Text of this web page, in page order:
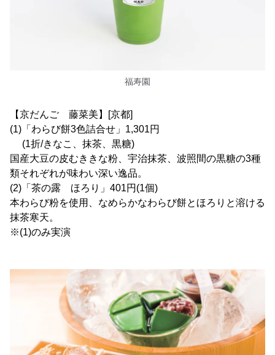
福寿園
【京だんご 藤菜美】[京都]
(1)「わらび餅3色詰合せ」1,301円
(1折/きなこ、抹茶、黒糖)
国産大豆の皮むききな粉、宇治抹茶、波照間の黒糖の3種
類それぞれが味わい深い逸品。
(2)「茶の露 ほろり」401円(1個)
本わらび粉を使用、なめらかなわらび餅とほろりと溶ける
抹茶寒天。
※(1)のみ実演